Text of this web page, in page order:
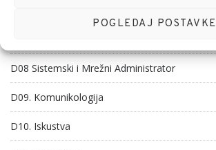
POGLEDAJ POSTAVKE
D08 Sistemski i Mrežni Administrator
D09. Komunikologija
D10. Iskustva